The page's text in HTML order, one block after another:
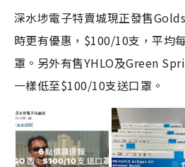
深水埗電子特賣城現正發售
時更有優惠，$100/10支，平均
罩。另外有售YHLO及Green
一樣低至$100/10支送口罩。